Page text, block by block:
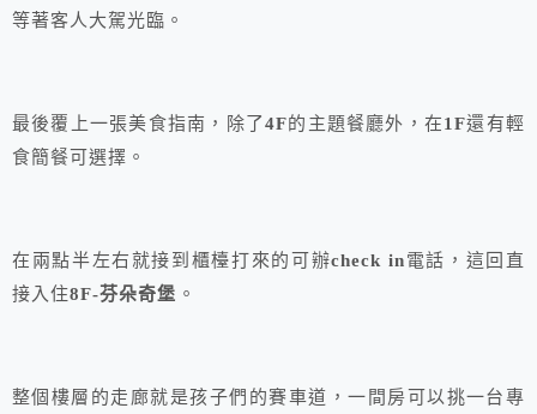
等著客人大駕光臨。
最後覆上一張美食指南，除了4F的主題餐廳外，在1F還有輕
食簡餐可選擇。
在兩點半左右就接到櫃檯打來的可辦check in電話，這回直
接入住8F-芬朵奇堡 。
整個樓層的走廊就是孩子們的賽車道，一間房可以挑一台專